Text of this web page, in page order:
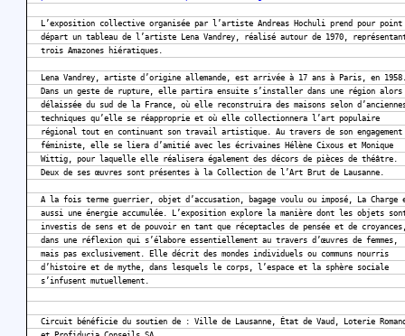
L’exposition collective organisée par l’artiste Andreas Hochuli prend pour point
départ un tableau de l’artiste Lena Vandrey, réalisé autour de 1970,
trois Amazones hiératiques.
Lena Vandrey, artiste d’origine allemande, est arrivée à 17 ans à Paris, en
Dans un geste de rupture, elle partira ensuite s’installer dans une région alors
délaissée du sud de la France, où elle reconstruira des maisons selon
techniques qu’elle se réapproprie et où elle collectionnera l’art populaire
régional tout en continuant son travail artistique. Au travers de son engagement
féministe, elle se liera d’amitié avec les écrivaines Hélène Cixous et Monique
Wittig, pour laquelle elle réalisera également des décors de pièces de théâtre.
Deux de ses œuvres sont présentes à la Collection de l’Art Brut de Lausanne.
A la fois terme guerrier, objet d’accusation, bagage voulu ou imposé, La Charge
aussi une énergie accumulée. L’exposition explore la manière dont les objets
investis de sens et de pouvoir en tant que réceptacles de pensée et de
dans une réflexion qui s’élabore essentiellement au travers d’œuvres de femmes,
mais pas exclusivement. Elle décrit des mondes individuels ou communs nourris
d’histoire et de mythe, dans lesquels le corps, l’espace et la sphère sociale
s’infusent mutuellement.
Circuit bénéficie du soutien de : Ville de Lausanne, État de Vaud, Loterie